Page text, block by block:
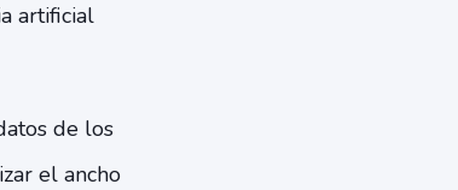
artificial
de los
el ancho